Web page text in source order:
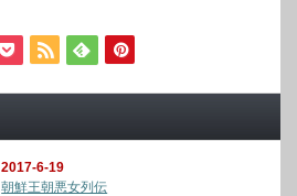
2017-6-19
朝鮮王朝悪女列伝